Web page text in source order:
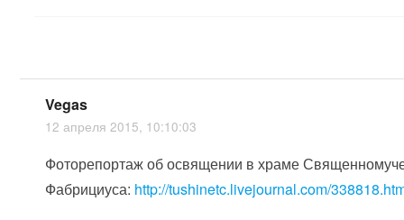
Vegas
12 апреля 2015, 10:10:03
Фоторепортаж об освящении в храме
Фабрициуса: http://tushinetc.livejournal.com/